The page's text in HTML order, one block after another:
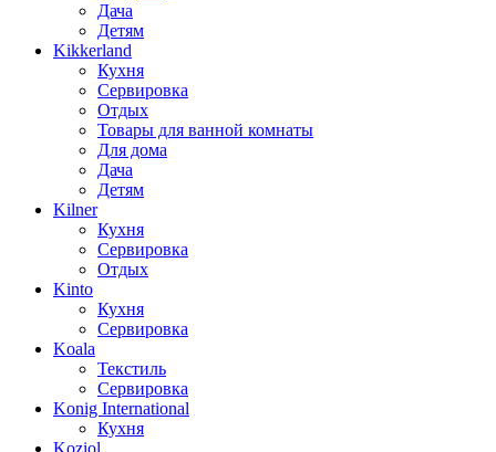
Дача
Детям
Kikkerland
Кухня
Сервировка
Отдых
Товары для ванной комнаты
Для дома
Дача
Детям
Kilner
Кухня
Сервировка
Отдых
Kinto
Кухня
Сервировка
Koala
Текстиль
Сервировка
Konig International
Кухня